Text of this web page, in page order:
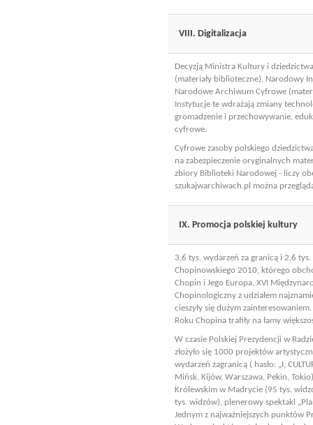
VIII. Digitalizacja
Decyzją Ministra Kultury i
(materiały biblioteczne), Narodowy
Narodowe Archiwum Cyfrowe
Instytucje te wdrażają zmiany
gromadzenie i przechowywanie,
cyfrowe.
Cyfrowe zasoby polskiego
na zabezpieczenie oryginalnych
zbiory Biblioteki Narodowej - liczy
szukajwarchiwach.pl można
IX. Promocja polskiej kultury
3,6 tys. wydarzeń za granicą i 2,6
Chopinowskiego 2010, którego
Chopin i Jego Europa, XVI
Chopinologiczny z udziałem
cieszyły się dużym
Roku Chopina trafiły na łamy
W czasie Polskiej Prezydencji w
złożyło się 1000 projektów
wydarzeń zagranicą ( hasło: „I,
Mińsk, Kijów, Warszawa, Pekin,
Królewskim w Madrycie (95 tys.
tys. widzów), plenerowy spektakl
Jednym z najważniejszych punktów